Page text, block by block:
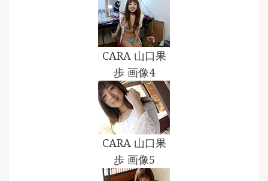
CARA 山口果
歩 画像4
CARA 山口果
歩 画像5